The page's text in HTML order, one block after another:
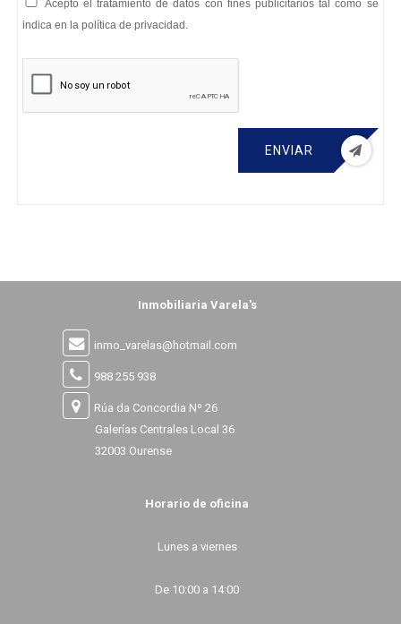
Acepto el tratamiento de datos con fines publicitarios tal como se
indica en la política de privacidad.
ENVIAR
Inmobiliaria Varela's
inmo_varelas@hotmail.com
988 255 938
Rúa da Concordia Nº 26
Galerías Centrales Local 36
32003 Ourense
Horario de oficina
Lunes a viernes
De 10:00 a 14:00